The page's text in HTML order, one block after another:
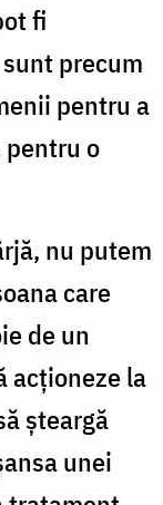
fi
precum
pentru a
o
nu putem
care
de un
acționeze la
șteargă
unei